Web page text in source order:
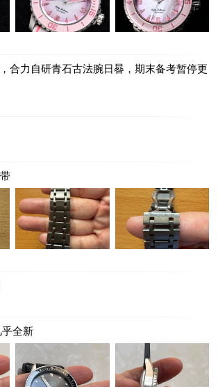
合力自研青石古法腕日晷，期末备考暂停更
全新